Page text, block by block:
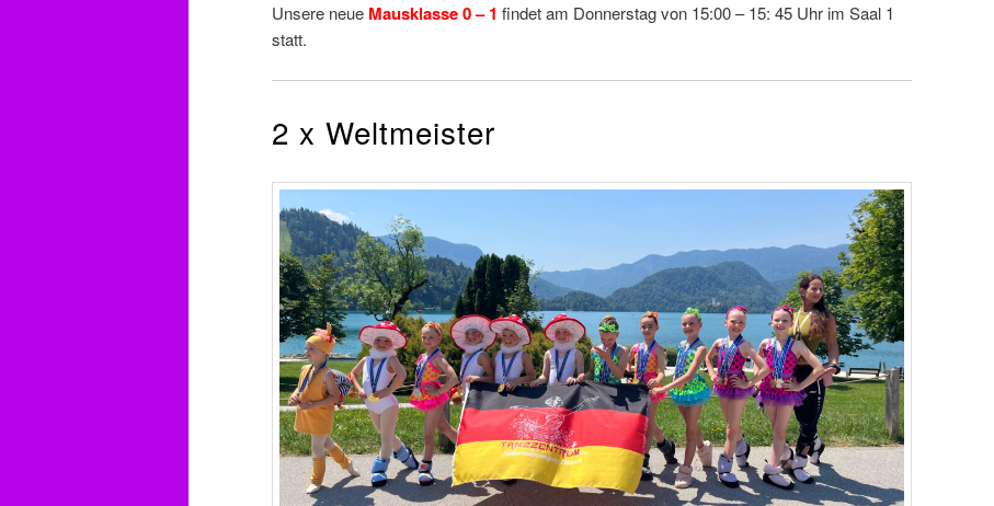
Unsere neue Mausklasse 0 – 1 findet am Donnerstag von 15:00 – 15: 45 Uhr im Saal 1
statt.
2 x Weltmeister